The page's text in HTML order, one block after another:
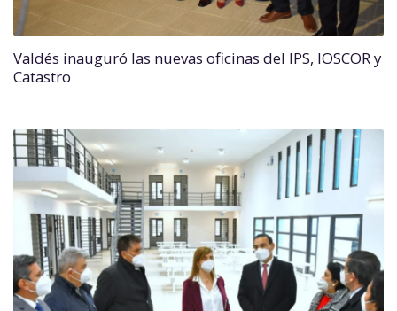
Valdés inauguró las nuevas oficinas del IPS, IOSCOR y
Catastro